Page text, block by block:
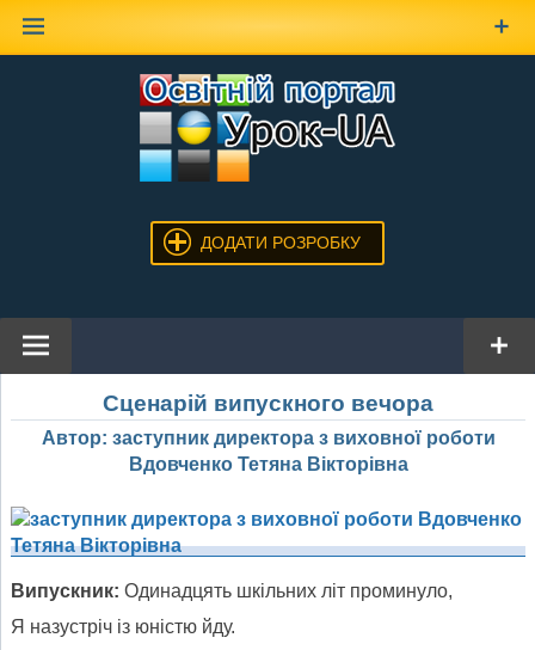
ДОДАТИ РОЗРОБКУ
Сценарій випускного вечора
Автор: заступник директора з виховної роботи
Вдовченко Тетяна Вікторівна
Випускник: Одинадцять шкільних літ проминуло,
Я назустріч із юністю йду.